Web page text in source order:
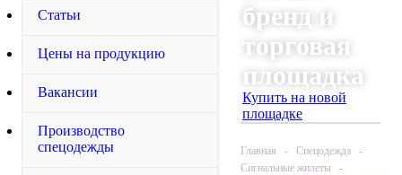
Статьи
Цены на продукцию
Вакансии
Производство
спецодежды
бренд и
торговая
площадка
Купить на новой
площадке
Главная - Спецодежда
-
Сигнальные жилеты
-